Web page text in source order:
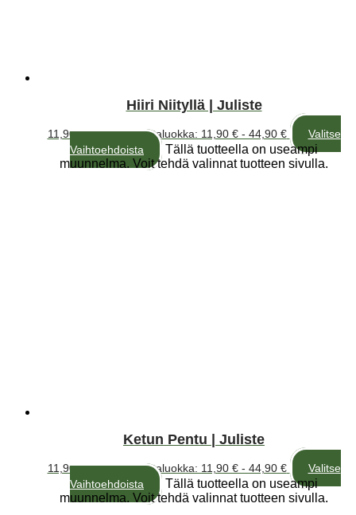
Hiiri Niityllä | Juliste
11,90€ – 44,90€Hintaluokka: 11,90 € - 44,90 €
Valitse
Vaihtoehdoista
Tällä tuotteella on useampi
muunnelma. Voit tehdä valinnat tuotteen sivulla.
Ketun Pentu | Juliste
11,90€ – 44,90€Hintaluokka: 11,90 € - 44,90 €
Valitse
Vaihtoehdoista
Tällä tuotteella on useampi
muunnelma. Voit tehdä valinnat tuotteen sivulla.